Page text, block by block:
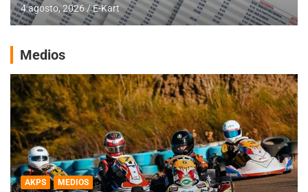
4 agosto, 2026 E-Kart
Medios
AKPS MEDIOS